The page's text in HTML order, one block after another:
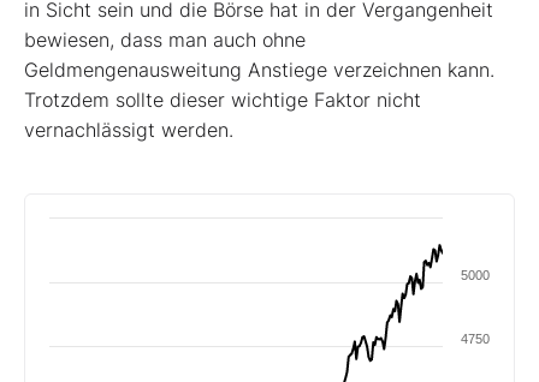
in Sicht sein und die Börse hat in der Vergangenheit
bewiesen, dass man auch ohne
Geldmengenausweitung Anstiege verzeichnen kann.
Trotzdem sollte dieser wichtige Faktor nicht
vernachlässigt werden.
4750
5000